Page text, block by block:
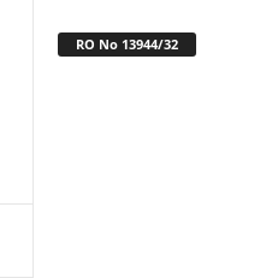
RO No 13944/32